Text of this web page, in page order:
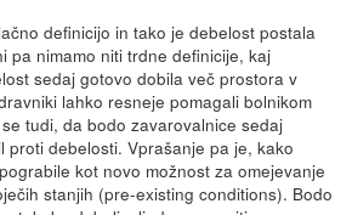
definicijo in tako je debelost postala
pa nimamo niti trdne definicije, kaj
sedaj gotovo dobila več prostora v
lahko resneje pomagali bolnikom
tudi, da bodo zavarovalnice sedaj
proti debelosti. Vprašanje pa je, kako
kot novo možnost za omejevanje
stanjih (pre-existing conditions). Bodo